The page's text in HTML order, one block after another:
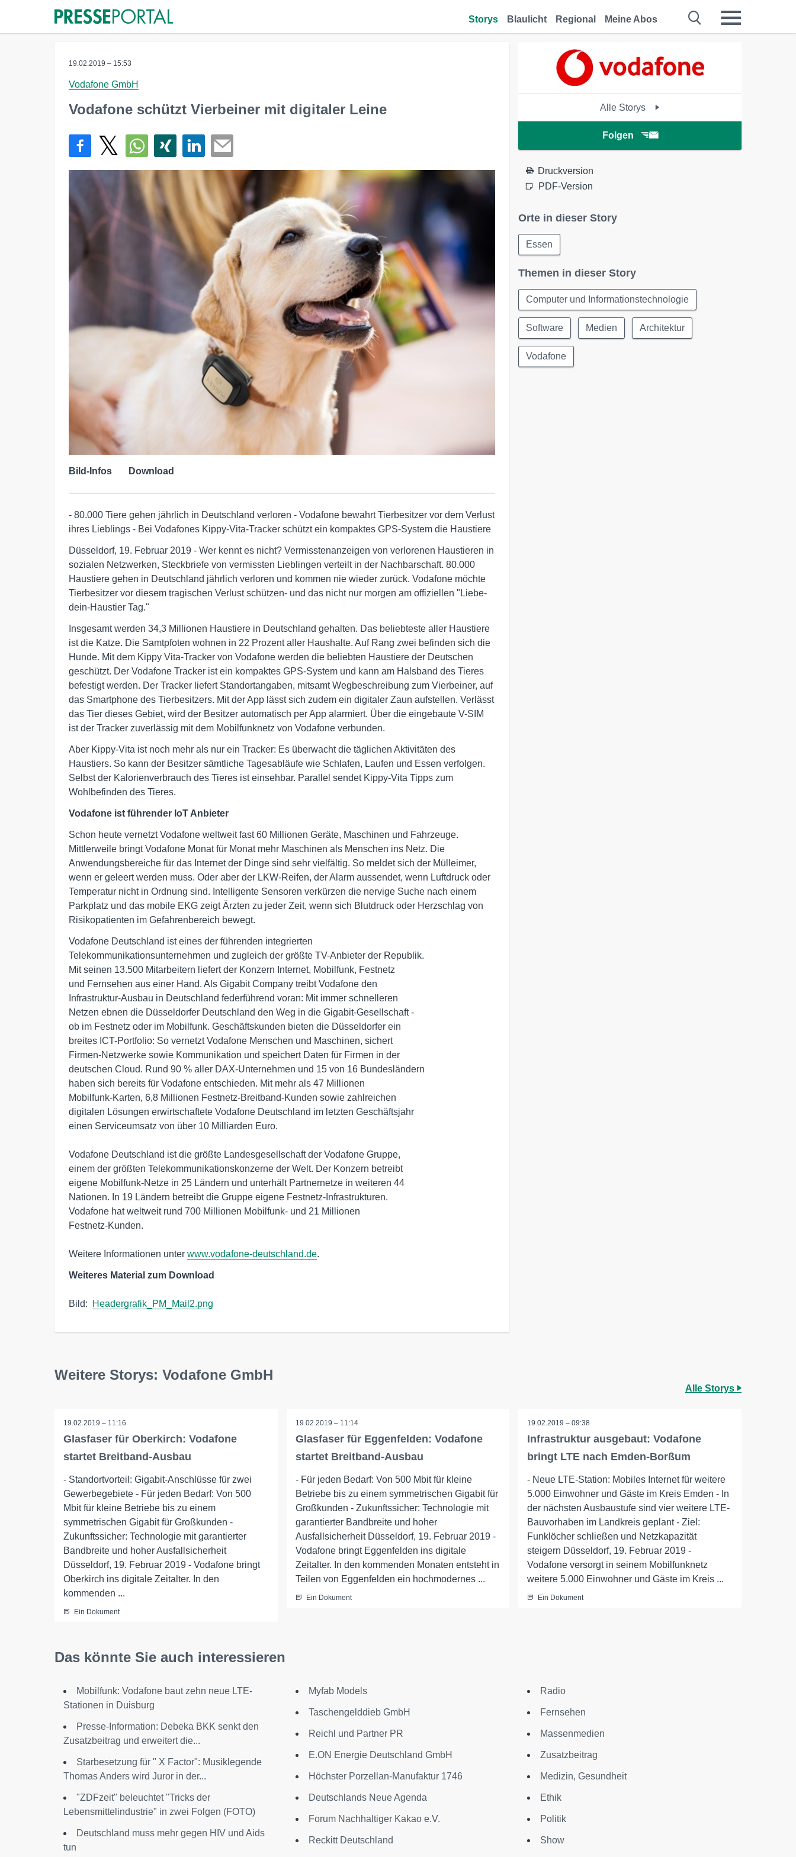
Storys Blaulicht Regional Meine Abos
19.02.2019 – 15:53
Vodafone GmbH
Vodafone schützt Vierbeiner mit digitaler Leine
Bild-Infos Download
- 80.000 Tiere gehen jährlich in Deutschland verloren - Vodafone bewahrt Tierbesitzer vor dem Verlust
ihres Lieblings - Bei Vodafones Kippy-Vita-Tracker schützt ein kompaktes GPS-System die Haustiere
Düsseldorf, 19. Februar 2019 - Wer kennt es nicht? Vermisstenanzeigen von verlorenen Haustieren in
sozialen Netzwerken, Steckbriefe von vermissten Lieblingen verteilt in der Nachbarschaft. 80.000
Haustiere gehen in Deutschland jährlich verloren und kommen nie wieder zurück. Vodafone möchte
Tierbesitzer vor diesem tragischen Verlust schützen- und das nicht nur morgen am offiziellen "Liebe-
dein-Haustier Tag."
Insgesamt werden 34,3 Millionen Haustiere in Deutschland gehalten. Das beliebteste aller Haustiere
ist die Katze. Die Samtpfoten wohnen in 22 Prozent aller Haushalte. Auf Rang zwei befinden sich die
Hunde. Mit dem Kippy Vita-Tracker von Vodafone werden die beliebten Haustiere der Deutschen
geschützt. Der Vodafone Tracker ist ein kompaktes GPS-System und kann am Halsband des Tieres
befestigt werden. Der Tracker liefert Standortangaben, mitsamt Wegbeschreibung zum Vierbeiner, auf
das Smartphone des Tierbesitzers. Mit der App lässt sich zudem ein digitaler Zaun aufstellen. Verlässt
das Tier dieses Gebiet, wird der Besitzer automatisch per App alarmiert. Über die eingebaute V-SIM
ist der Tracker zuverlässig mit dem Mobilfunknetz von Vodafone verbunden.
Aber Kippy-Vita ist noch mehr als nur ein Tracker: Es überwacht die täglichen Aktivitäten des
Haustiers. So kann der Besitzer sämtliche Tagesabläufe wie Schlafen, Laufen und Essen verfolgen.
Selbst der Kalorienverbrauch des Tieres ist einsehbar. Parallel sendet Kippy-Vita Tipps zum
Wohlbefinden des Tieres.
Vodafone ist führender IoT Anbieter
Schon heute vernetzt Vodafone weltweit fast 60 Millionen Geräte, Maschinen und Fahrzeuge.
Mittlerweile bringt Vodafone Monat für Monat mehr Maschinen als Menschen ins Netz. Die
Anwendungsbereiche für das Internet der Dinge sind sehr vielfältig. So meldet sich der Mülleimer,
wenn er geleert werden muss. Oder aber der LKW-Reifen, der Alarm aussendet, wenn Luftdruck oder
Temperatur nicht in Ordnung sind. Intelligente Sensoren verkürzen die nervige Suche nach einem
Parkplatz und das mobile EKG zeigt Ärzten zu jeder Zeit, wenn sich Blutdruck oder Herzschlag von
Risikopatienten im Gefahrenbereich bewegt.
Vodafone Deutschland ist eines der führenden integrierten
Telekommunikationsunternehmen und zugleich der größte TV-Anbieter der Republik.
Mit seinen 13.500 Mitarbeitern liefert der Konzern Internet, Mobilfunk, Festnetz
und Fernsehen aus einer Hand. Als Gigabit Company treibt Vodafone den
Infrastruktur-Ausbau in Deutschland federführend voran: Mit immer schnelleren
Netzen ebnen die Düsseldorfer Deutschland den Weg in die Gigabit-Gesellschaft -
ob im Festnetz oder im Mobilfunk. Geschäftskunden bieten die Düsseldorfer ein
breites ICT-Portfolio: So vernetzt Vodafone Menschen und Maschinen, sichert
Firmen-Netzwerke sowie Kommunikation und speichert Daten für Firmen in der
deutschen Cloud. Rund 90 % aller DAX-Unternehmen und 15 von 16 Bundesländern
haben sich bereits für Vodafone entschieden. Mit mehr als 47 Millionen
Mobilfunk-Karten, 6,8 Millionen Festnetz-Breitband-Kunden sowie zahlreichen
digitalen Lösungen erwirtschaftete Vodafone Deutschland im letzten Geschäftsjahr
einen Serviceumsatz von über 10 Milliarden Euro.
Vodafone Deutschland ist die größte Landesgesellschaft der Vodafone Gruppe,
einem der größten Telekommunikationskonzerne der Welt. Der Konzern betreibt
eigene Mobilfunk-Netze in 25 Ländern und unterhält Partnernetze in weiteren 44
Nationen. In 19 Ländern betreibt die Gruppe eigene Festnetz-Infrastrukturen.
Vodafone hat weltweit rund 700 Millionen Mobilfunk- und 21 Millionen
Festnetz-Kunden.
Weitere Informationen unter www.vodafone-deutschland.de.
Weiteres Material zum Download
Bild: Headergrafik_PM_Mail2.png
Alle Storys
Folgen
Druckversion
PDF-Version
Orte in dieser Story
Essen
Themen in dieser Story
Computer und Informationstechnologie
Software Medien Architektur
Vodafone
Weitere Storys: Vodafone GmbH
Alle Storys
19.02.2019 – 11:16
Glasfaser für Oberkirch: Vodafone
startet Breitband-Ausbau
- Standortvorteil: Gigabit-Anschlüsse für zwei
Gewerbegebiete - Für jeden Bedarf: Von 500
Mbit für kleine Betriebe bis zu einem
symmetrischen Gigabit für Großkunden -
Zukunftssicher: Technologie mit garantierter
Bandbreite und hoher Ausfallsicherheit
Düsseldorf, 19. Februar 2019 - Vodafone bringt
Oberkirch ins digitale Zeitalter. In den
kommenden ...
Ein Dokument
19.02.2019 – 11:14
Glasfaser für Eggenfelden: Vodafone
startet Breitband-Ausbau
- Für jeden Bedarf: Von 500 Mbit für kleine
Betriebe bis zu einem symmetrischen Gigabit für
Großkunden - Zukunftssicher: Technologie mit
garantierter Bandbreite und hoher
Ausfallsicherheit Düsseldorf, 19. Februar 2019 -
Vodafone bringt Eggenfelden ins digitale
Zeitalter. In den kommenden Monaten entsteht in
Teilen von Eggenfelden ein hochmodernes ...
Ein Dokument
19.02.2019 – 09:38
Infrastruktur ausgebaut: Vodafone
bringt LTE nach Emden-Borßum
- Neue LTE-Station: Mobiles Internet für weitere
5.000 Einwohner und Gäste im Kreis Emden - In
der nächsten Ausbaustufe sind vier weitere LTE-
Bauvorhaben im Landkreis geplant - Ziel:
Funklöcher schließen und Netzkapazität
steigern Düsseldorf, 19. Februar 2019 -
Vodafone versorgt in seinem Mobilfunknetz
weitere 5.000 Einwohner und Gäste im Kreis ...
Ein Dokument
Das könnte Sie auch interessieren
Mobilfunk: Vodafone baut zehn neue LTE-
Stationen in Duisburg
Presse-Information: Debeka BKK senkt den
Zusatzbeitrag und erweitert die...
Starbesetzung für " X Factor": Musiklegende
Thomas Anders wird Juror in der...
"ZDFzeit" beleuchtet "Tricks der
Lebensmittelindustrie" in zwei Folgen (FOTO)
Deutschland muss mehr gegen HIV und Aids
tun
Myfab Models
Taschengelddieb GmbH
Reichl und Partner PR
E.ON Energie Deutschland GmbH
Höchster Porzellan-Manufaktur 1746
Deutschlands Neue Agenda
Forum Nachhaltiger Kakao e.V.
Reckitt Deutschland
Radio
Fernsehen
Massenmedien
Zusatzbeitrag
Medizin, Gesundheit
Ethik
Politik
Show